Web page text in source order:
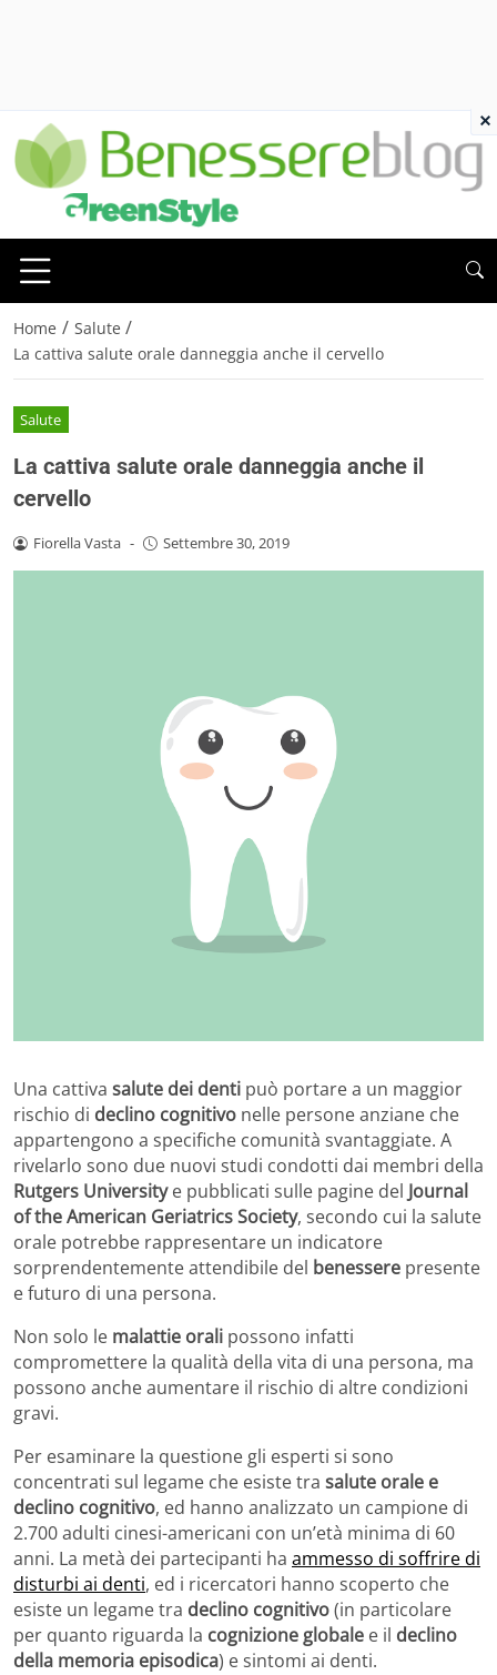
Home / Salute /
La cattiva salute orale danneggia anche il cervello
Salute
La cattiva salute orale danneggia anche il
cervello
Fiorella Vasta - Settembre 30, 2019
Una cattiva salute dei denti può portare a un maggior
rischio di declino cognitivo nelle persone anziane che
appartengono a specifiche comunità svantaggiate. A
rivelarlo sono due nuovi studi condotti dai membri della
Rutgers Universitye pubblicati sulle pagine del Journal
of the American Geriatrics Society, secondo cui la salute
orale potrebbe rappresentare un indicatore
sorprendentemente attendibile del benessere presente
e futuro di una persona.
Non solo le malattie orali possono infatti
compromettere la qualità della vita di una persona, ma
possono anche aumentare il rischio di altre condizioni
gravi.
Per esaminare la questione gli esperti si sono
concentrati sul legame che esiste tra salute orale e
declino cognitivo, ed hanno analizzato un campione di
2.700 adulti cinesi-americani con un’età minima di 60
anni. La metà dei partecipanti ha ammesso di soffrire di
disturbi ai denti, ed i ricercatori hanno scoperto che
esiste un legame tra declino cognitivo(in particolare
per quanto riguarda la cognizione globale e il declino
della memoria episodica) e sintomi ai denti.
×